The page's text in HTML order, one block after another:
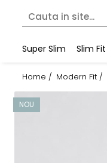
Super Slim Slim Fit
Home / Modern Fit /
NOU